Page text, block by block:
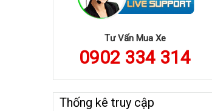
Tư Vấn Mua Xe
0902 334 314
Thống kê truy cập